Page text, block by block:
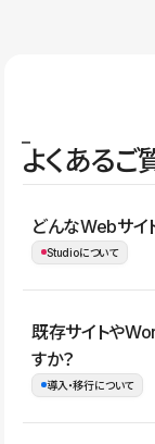
よくあるご
どんなWebサイ
Studioについて
コーポレートサイ
グ・メディア、イ
ォリオなど幅広く
既存サイトや
すか？
導入・移行について